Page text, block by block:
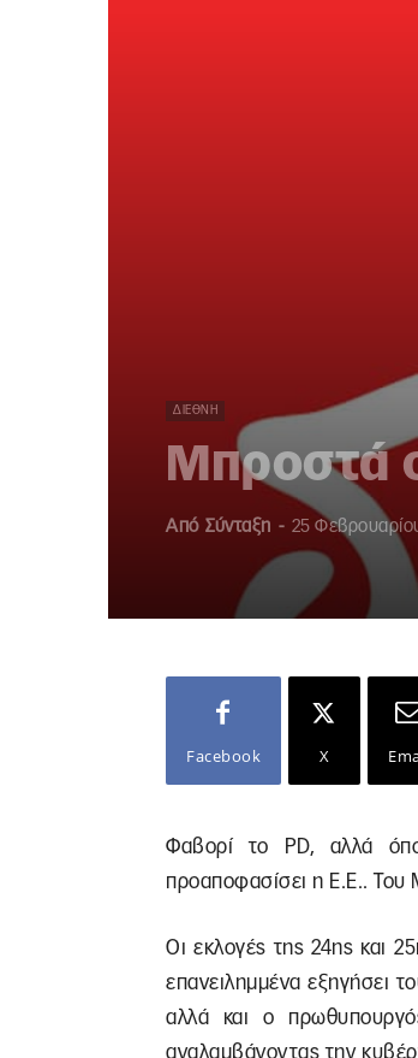
ΔΙΕΘΝΉ
Μπροστά
Από Σύνταξη - 25
Facebook X
Φαβορί το PD, αλλά
προαποφασίσει η Ε.Ε.. Του
Οι εκλογές της 24ης και
επανειλημμένα εξηγήσει
αλλά και ο
αναλαμβάνοντας την